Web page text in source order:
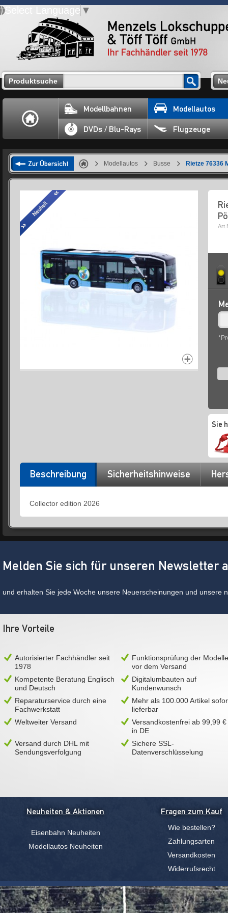
Select Language ▼
Produktsuche
Modellbahnen Modellautos
DVDs / Blu-Rays Flugzeuge
Zur Übersicht Modellautos Busse Rietze 76336
Sie
Beschreibung Sicherheitshinweise
Collector edition 2026
Melden Sie sich für unseren Newsletter
und erhalten Sie jede Woche unsere Neuerscheinungen und unsere
Ihre Vorteile
Autorisierter Fachhändler seit
1978
Funktionsprüfung der Modelle
vor dem Versand
Kompetente Beratung Englisch
und Deutsch
Digitalumbauten auf
Kundenwunsch
Reparaturservice durch eine
Fachwerkstatt
Mehr als 100.000 Artikel
lieferbar
Weltweiter Versand
Versandkostenfrei ab 99,99 €
in DE
Versand durch DHL mit
Sendungsverfolgung
Sichere SSL-
Datenverschlüsselung
Neuheiten & Aktionen
Eisenbahn Neuheiten
Modellautos Neuheiten
Fragen zum Kauf
Wie bestellen?
Zahlungsarten
Versandkosten
Widerrufsrecht